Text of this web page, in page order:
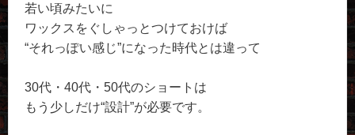
若い頃みたいに
ワックスをぐしゃっとつけておけば
“それっぽい感じ”になった時代とは違って
30代・40代・50代のショートは
もう少しだけ“設計”が必要です。